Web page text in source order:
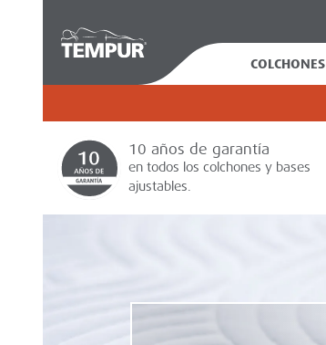
COLCHONES
10 años de garantía
en todos los colchones y bases
ajustables.